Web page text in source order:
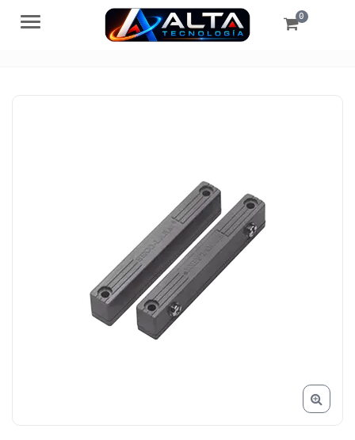
Menú 0